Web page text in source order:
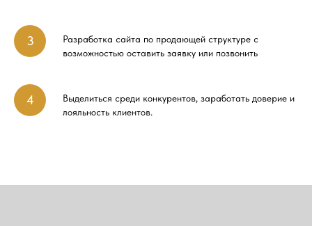
Разработка сайта по продающей структуре с
возможностью оставить заявку или позвонить
Выделиться среди конкурентов, заработать доверие и
лояльность клиентов.